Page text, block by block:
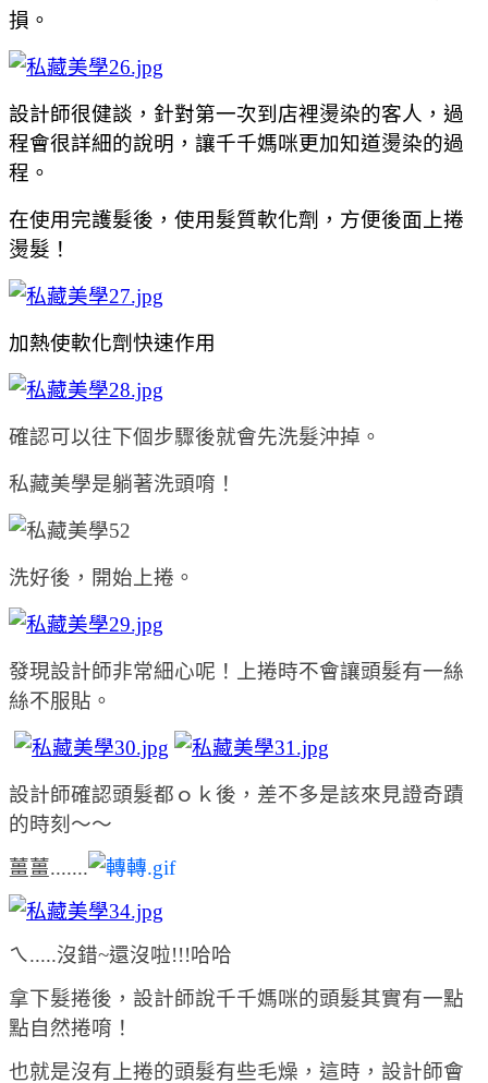
損。
設計師很健談，針對第一次到店裡燙染的客人，過
程會很詳細的說明，讓千千媽咪更加知道燙染的過
程。
在使用完護髮後，使用髮質軟化劑，方便後面上捲
燙髮！
加熱使軟化劑快速作用
確認可以往下個步驟後就會先洗髮沖掉。
私藏美學是躺著洗頭唷！
洗好後，開始上捲。
發現設計師非常細心呢！上捲時不會讓頭髮有一絲
絲不服貼。
設計師確認頭髮都ｏｋ後，差不多是該來見證奇蹟
的時刻～～
薑薑.......
ㄟ.....沒錯~還沒啦!!!哈哈
拿下髮捲後，設計師說千千媽咪的頭髮其實有一點
點自然捲唷！
也就是沒有上捲的頭髮有些毛燥，這時，設計師會